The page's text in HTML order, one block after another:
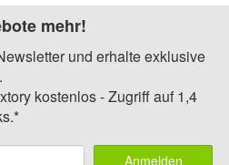
mehr!
und erhalte exklusive
kostenlos - Zugriff auf 1,4
Anmelden